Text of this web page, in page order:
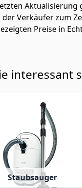
Aktualisierung
Verkäufer zum
Preise in
interessant
Staubsauger